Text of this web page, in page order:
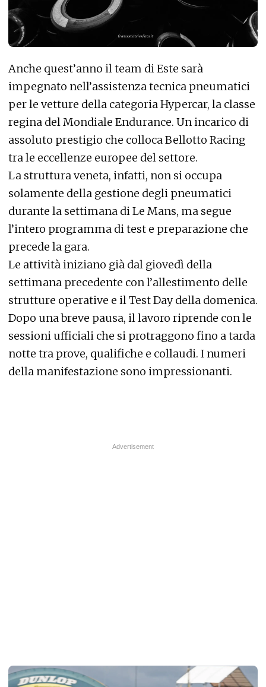
Anche quest’anno il team di Este sarà
impegnato nell’assistenza tecnica pneumatici
per le vetture della categoria Hypercar, la classe
regina del Mondiale Endurance. Un incarico di
assoluto prestigio che colloca Bellotto Racing
tra le eccellenze europee del settore.
La struttura veneta, infatti, non si occupa
solamente della gestione degli pneumatici
durante la settimana di Le Mans, ma segue
l’intero programma di test e preparazione che
precede la gara.
Le attività iniziano già dal giovedì della
settimana precedente con l’allestimento delle
strutture operative e il Test Day della domenica.
Dopo una breve pausa, il lavoro riprende con le
sessioni ufficiali che si protraggono fino a tarda
notte tra prove, qualifiche e collaudi. I numeri
della manifestazione sono impressionanti.